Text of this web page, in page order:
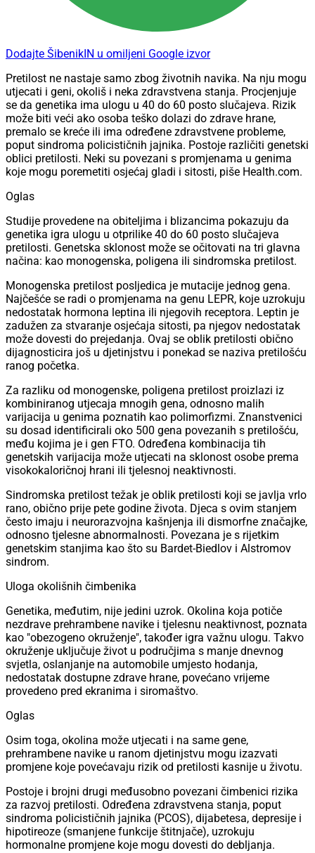
Dodajte ŠibenikIN u omiljeni Google izvor
Pretilost ne nastaje samo zbog životnih navika. Na nju mogu
utjecati i geni, okoliš i neka zdravstvena stanja. Procjenjuje
se da genetika ima ulogu u 40 do 60 posto slučajeva. Rizik
može biti veći ako osoba teško dolazi do zdrave hrane,
premalo se kreće ili ima određene zdravstvene probleme,
poput sindroma policističnih jajnika. Postoje različiti genetski
oblici pretilosti. Neki su povezani s promjenama u genima
koje mogu poremetiti osjećaj gladi i sitosti, piše Health.com.
Oglas
Studije provedene na obiteljima i blizancima pokazuju da
genetika igra ulogu u otprilike 40 do 60 posto slučajeva
pretilosti. Genetska sklonost može se očitovati na tri glavna
načina: kao monogenska, poligena ili sindromska pretilost.
Monogenska pretilost posljedica je mutacije jednog gena.
Najčešće se radi o promjenama na genu LEPR, koje uzrokuju
nedostatak hormona leptina ili njegovih receptora. Leptin je
zadužen za stvaranje osjećaja sitosti, pa njegov nedostatak
može dovesti do prejedanja. Ovaj se oblik pretilosti obično
dijagnosticira još u djetinjstvu i ponekad se naziva pretilošću
ranog početka.
Za razliku od monogenske, poligena pretilost proizlazi iz
kombiniranog utjecaja mnogih gena, odnosno malih
varijacija u genima poznatih kao polimorfizmi. Znanstvenici
su dosad identificirali oko 500 gena povezanih s pretilošću,
među kojima je i gen FTO. Određena kombinacija tih
genetskih varijacija može utjecati na sklonost osobe prema
visokokaloričnoj hrani ili tjelesnoj neaktivnosti.
Sindromska pretilost težak je oblik pretilosti koji se javlja vrlo
rano, obično prije pete godine života. Djeca s ovim stanjem
često imaju i neurorazvojna kašnjenja ili dismorfne značajke,
odnosno tjelesne abnormalnosti. Povezana je s rijetkim
genetskim stanjima kao što su Bardet-Biedlov i Alstromov
sindrom.
Uloga okolišnih čimbenika
Genetika, međutim, nije jedini uzrok. Okolina koja potiče
nezdrave prehrambene navike i tjelesnu neaktivnost, poznata
kao "obezogeno okruženje", također igra važnu ulogu. Takvo
okruženje uključuje život u područjima s manje dnevnog
svjetla, oslanjanje na automobile umjesto hodanja,
nedostatak dostupne zdrave hrane, povećano vrijeme
provedeno pred ekranima i siromaštvo.
Oglas
Osim toga, okolina može utjecati i na same gene,
prehrambene navike u ranom djetinjstvu mogu izazvati
promjene koje povećavaju rizik od pretilosti kasnije u životu.
Postoje i brojni drugi međusobno povezani čimbenici rizika
za razvoj pretilosti. Određena zdravstvena stanja, poput
sindroma policističnih jajnika (PCOS), dijabetesa, depresije i
hipotireoze (smanjene funkcije štitnjače), uzrokuju
hormonalne promjene koje mogu dovesti do debljanja.